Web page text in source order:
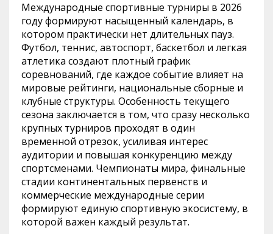
Международные спортивные турниры в 2026
году формируют насыщенный календарь, в
котором практически нет длительных пауз.
Футбол, теннис, автоспорт, баскетбол и легкая
атлетика создают плотный график
соревнований, где каждое событие влияет на
мировые рейтинги, национальные сборные и
клубные структуры. Особенность текущего
сезона заключается в том, что сразу несколько
крупных турниров проходят в один
временной отрезок, усиливая интерес
аудитории и повышая конкуренцию между
спортсменами. Чемпионаты мира, финальные
стадии континентальных первенств и
коммерческие международные серии
формируют единую спортивную экосистему, в
которой важен каждый результат.